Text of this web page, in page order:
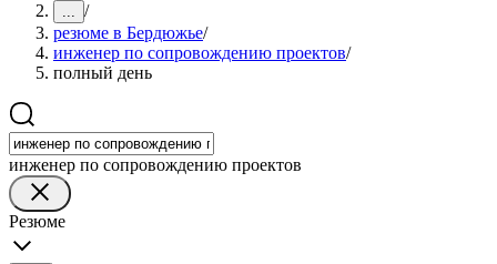
... /
резюме в Бердюжье/
инженер по сопровождению проектов/
полный день
инженер по сопровождению проектов
Резюме